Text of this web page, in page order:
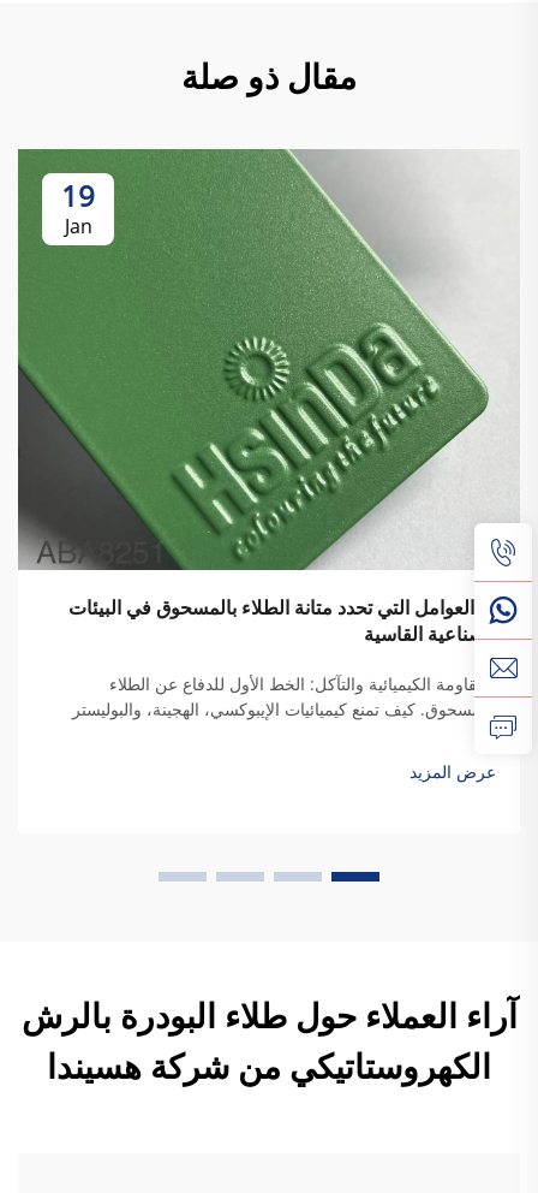
مقال ذو صلة
19
Jan
ما العوامل التي تحدد متانة الطلاء بالمسحوق في البيئات
الصناعية القاسية
المقاومة الكيميائية والتآكل: الخط الأول للدفاع عن الطلاء
بالمسحوق. كيف تمنع كيميائيات الإيبوكسي، الهجينة، والبوليستر
التآكل في البيئات الحمضية/القلوية. تعتمد الأنواع المختلفة من
طلاءات المسحوق على كيميائيات راتنج مختلفة...
عرض المزيد
آراء العملاء حول طلاء البودرة بالرش
الكهروستاتيكي من شركة هسيندا